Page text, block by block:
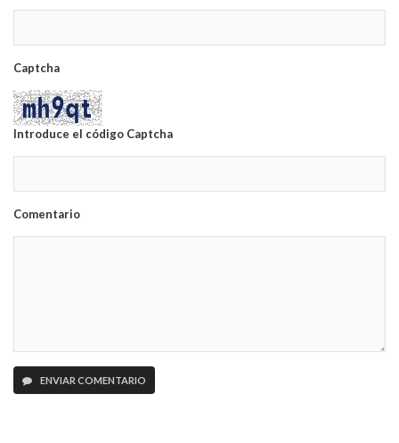
Captcha
Introduce el código Captcha
Comentario
ENVIAR COMENTARIO